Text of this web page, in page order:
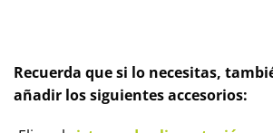
Recuerda que si lo necesitas,
añadir los siguientes accesorios: